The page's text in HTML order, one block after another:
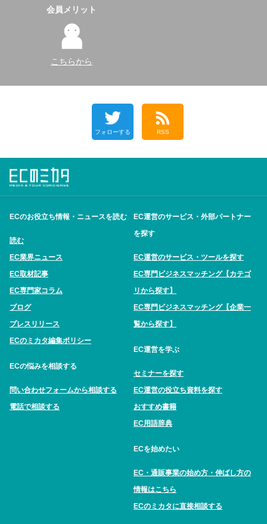
会員メリット
こちらから
フォローする RSS
ECのお役立ち情報・ニュースを読む
読む
EC業界ニュース
EC取材記事
EC専門家コラム
ブログ
プレスリリース
ECのミカタ編集ポリシー
ECの悩みを相談する
問い合わせフォームから相談する
電話で相談する
EC運営のサービス・外部パートナー
を探す
EC運営のサービス・ツールを探す
EC専門ビジネスマッチング【カテゴ
リから探す】
EC専門ビジネスマッチング【企業一
覧から探す】
EC運営を学ぶ
セミナーを探す
EC運営の役立ち資料を探す
おすすめ書籍
EC用語辞典
ECを始めたい
EC・通販事業の始め方・伸ばし方の
情報はこちら
ECのミカタに直接相談する